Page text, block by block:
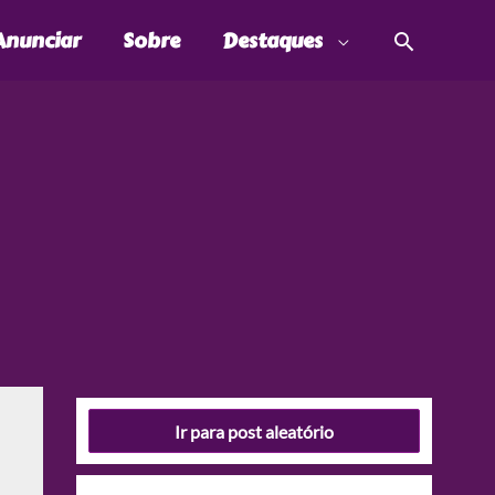
Sobre Destaques
Ir para post aleatório